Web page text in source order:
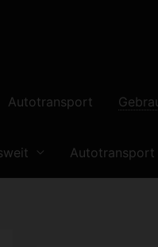
Autotransport
Autotransport